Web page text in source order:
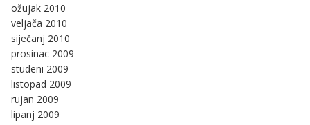
ožujak 2010
veljača 2010
siječanj 2010
prosinac 2009
studeni 2009
listopad 2009
rujan 2009
lipanj 2009